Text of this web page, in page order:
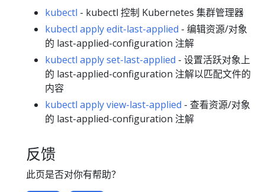
kubectl - kubectl 控制 Kubernetes 集群管理器
kubectl apply edit-last-applied - 编辑资源/对象
的 last-applied-configuration 注解
kubectl apply set-last-applied - 设置活跃对象上
的 last-applied-configuration 注解以匹配文件的
内容
kubectl apply view-last-applied - 查看资源/对象
的 last-applied-configuration 注解
反馈
此页是否对你有帮助？